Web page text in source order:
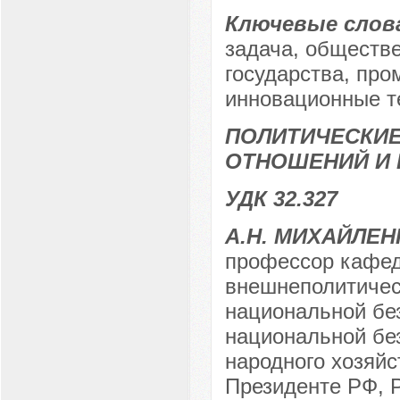
Ключевые
задача,
государства,
инновационные
ОТНОШЕНИЙ И
УДК 32.327
А.Н.
профессор
национальной
национальной
народного
Президенте РФ,